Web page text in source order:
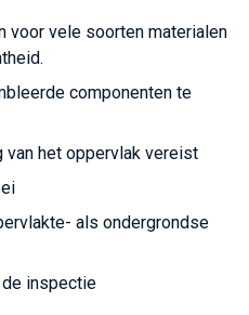
voor vele soorten materialen
componenten te
van het oppervlak vereist
als ondergrondse
de inspectie